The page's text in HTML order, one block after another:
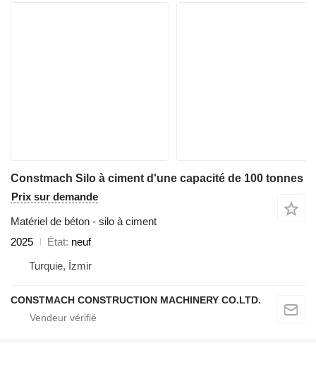
Constmach Silo à ciment d'une capacité de 100 tonnes
Prix sur demande
Matériel de béton - silo à ciment
2025
État neuf
Turquie, İzmir
CONSTMACH CONSTRUCTION MACHINERY CO.LTD.